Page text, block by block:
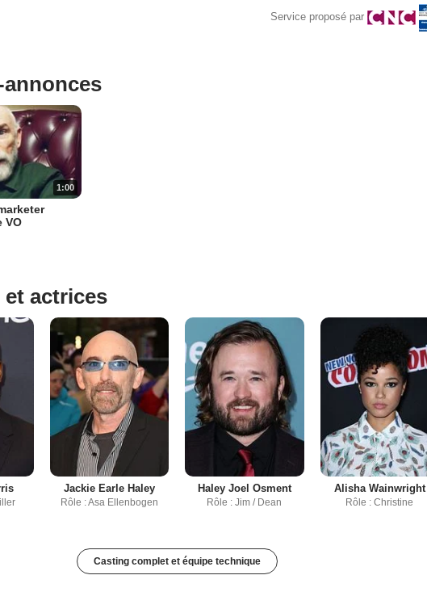
Service proposé par
1:00
VO
actrices
Jackie Earle Haley
Rôle : Asa Ellenbogen
Haley Joel Osment
Rôle : Jim / Dean
Alisha Wainwright
Rôle : Christine
Casting complet et équipe technique